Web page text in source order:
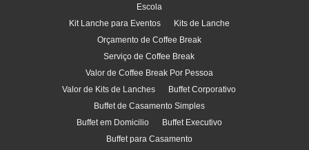
Escola
Kit Lanche para Eventos
Kits de Lanche
Orçamento de Coffee Break
Serviço de Coffee Break
Valor de Coffee Break Por Pessoa
Valor de Kits de Lanches
Buffet Corporativo
Buffet de Casamento Simples
Buffet em Domicilio
Buffet Executivo
Buffet para Casamento